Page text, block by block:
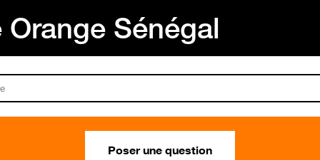
Sénégal
Poser une question